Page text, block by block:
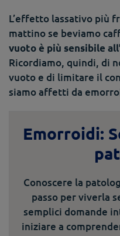
L’effetto lassativo più
mattino se beviamo
vuoto è più sensibile
Ricordiamo, quindi, di
vuoto e di limitare il
siamo affetti da
Emorroidi:
Conoscere la
passo per viverla
semplici domande
iniziare a